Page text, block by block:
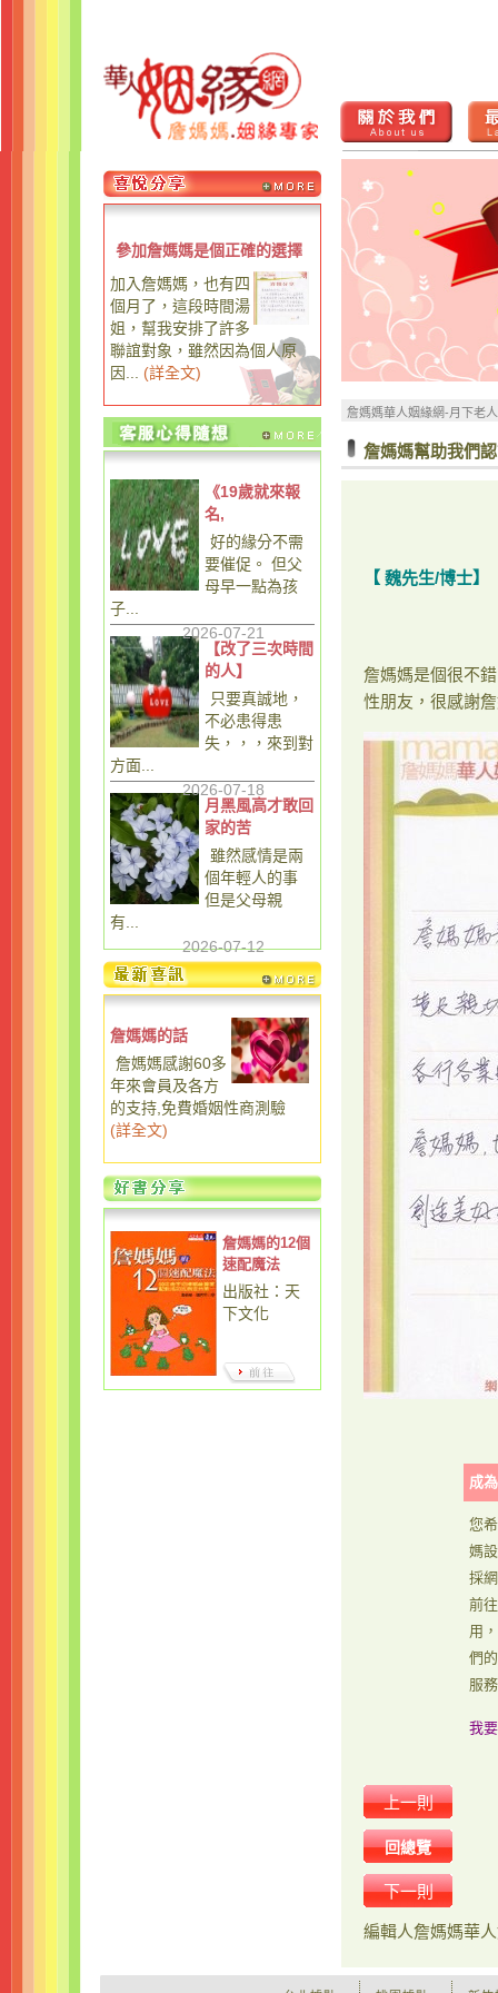
參加詹媽媽是個正確的選擇
加入詹媽媽，也有四
個月了，這段時間湯
姐，幫我安排了許多
聯誼對象，雖然因為個人原
因...
(詳全文)
《19歲就來報
名,
好的緣分不需
要催促。 但父
母早一點為孩
子...
2026-07-21
【改了三次時間
的人】
只要真誠地，
不必患得患
失，，，來到對
方面...
2026-07-18
月黑風高才敢回
家的苦
雖然感情是兩
個年輕人的事
但是父母親
有...
2026-07-12
詹媽媽的話
詹媽媽感謝60多
年來會員及各方
的支持,免費婚姻性商測驗
(詳全文)
詹媽媽的12個
速配魔法
出版社：天
下文化
詹媽媽華人姻緣網-月下老
詹媽媽幫助我們
【 魏先生/博士】
詹媽媽是個很不
性朋友，很感謝
成
您
媽
採
前
用
們
服
我
上一則
回總覽
下一則
編輯人詹媽媽華